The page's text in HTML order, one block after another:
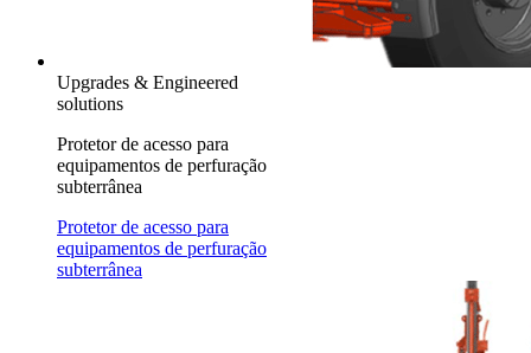
Upgrades & Engineered
solutions
Protetor de acesso para
equipamentos de perfuração
subterrânea
Protetor de acesso para
equipamentos de perfuração
subterrânea